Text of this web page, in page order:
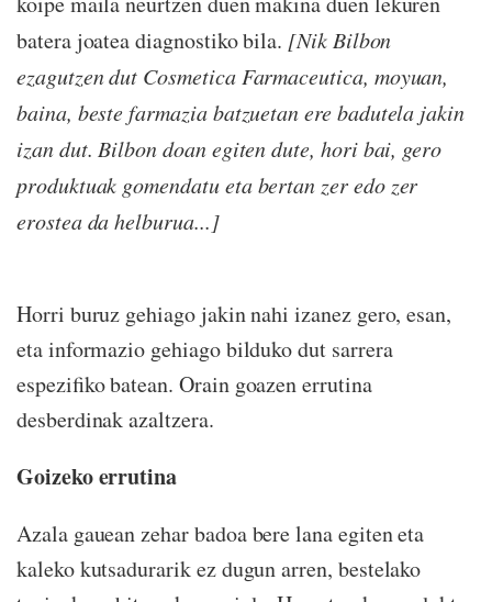
batera joatea diagnostiko bila. [Nik Bilbon
ezagutzen dut Cosmetica Farmaceutica, moyuan,
baina, beste farmazia batzuetan ere badutela jakin
izan dut. Bilbon doan egiten dute, hori bai, gero
produktuak gomendatu eta bertan zer edo zer
erostea da helburua...]
Horri buruz gehiago jakin nahi izanez gero, esan,
eta informazio gehiago bilduko dut sarrera
espezifiko batean. Orain goazen errutina
desberdinak azaltzera.
Goizeko errutina
Azala gauean zehar badoa bere lana egiten eta
kaleko kutsadurarik ez dugun arren, bestelako